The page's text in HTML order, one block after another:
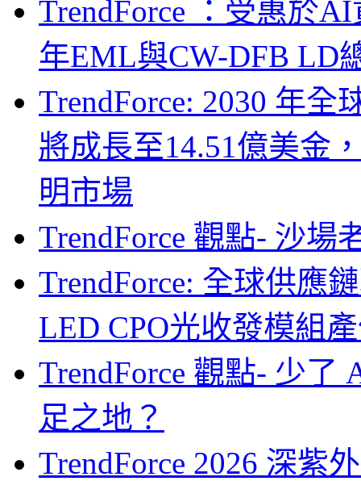
TrendForce ：受惠於
年EML與CW-DFB LD
TrendForce: 2030 年
將成長至14.51億美金
明市場
TrendForce 觀點- 沙場
TrendForce: 全球供應
LED CPO光收發模組
TrendForce 觀點- 少
足之地？
TrendForce 2026 深紫